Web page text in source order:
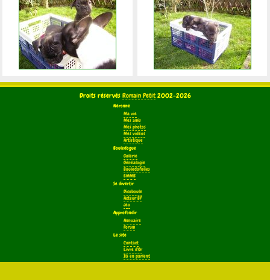
Droits réservés Romain Petit2002-2026
Néronne
Ma vie
Mes amis
Mes photos
Mes vidéos
Artistique
Bouledogue
Galerie
Généalogie
Bouledofolies
EMMB
Se divertir
Dicoboule
Acteur BF
Jeu
Approfondir
Annuaire
Forum
Le site
Contact
Livre d'Or
Ils en parlent